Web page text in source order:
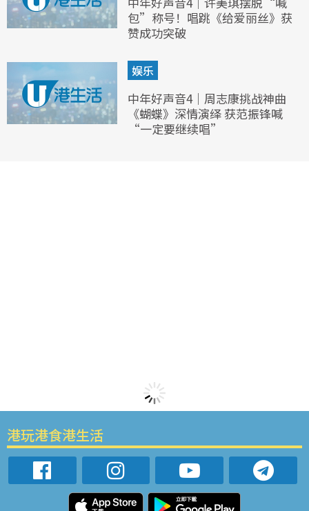
包”称号！唱跳《给爱丽丝》获
赞成功突破
娱乐
中年好声音4｜周志康挑战神曲
《蝴蝶》深情演绎 获范振锋喊
“一定要继续唱”
港玩港食港生活